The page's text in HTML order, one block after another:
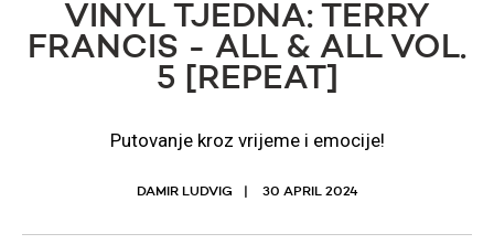
VINYL TJEDNA: TERRY
FRANCIS - ALL & ALL VOL.
5 [REPEAT]
Putovanje kroz vrijeme i emocije!
DAMIR LUDVIG 30 APRIL 2024